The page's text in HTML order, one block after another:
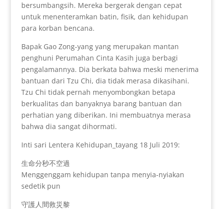
bersumbangsih. Mereka bergerak dengan cepat
untuk menenteramkan batin, fisik, dan kehidupan
para korban bencana.
Bapak Gao Zong-yang yang merupakan mantan
penghuni Perumahan Cinta Kasih juga berbagi
pengalamannya. Dia berkata bahwa meski menerima
bantuan dari Tzu Chi, dia tidak merasa dikasihani.
Tzu Chi tidak pernah menyombongkan betapa
berkualitas dan banyaknya barang bantuan dan
perhatian yang diberikan. Ini membuatnya merasa
bahwa dia sangat dihormati.
Inti sari Lentera Kehidupan_tayang 18 Juli 2019:
生命分秒不空過
Menggenggam kehidupan tanpa menyia-nyiakan
sedetik pun
守護人間救災黎